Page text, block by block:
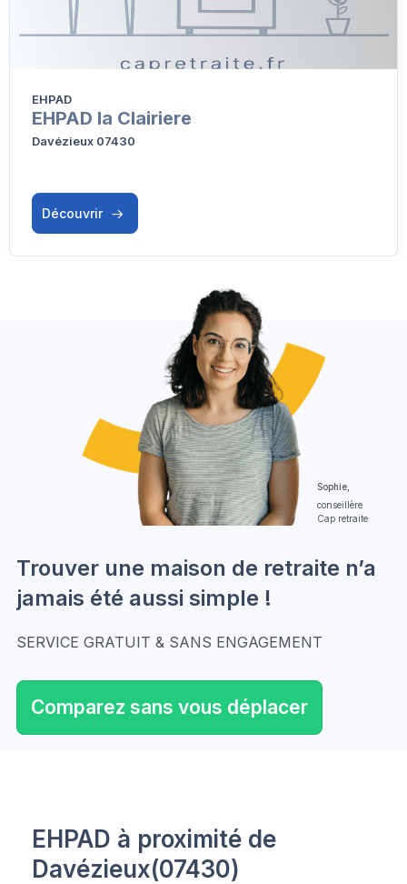
EHPAD
EHPAD la Clairiere
Davézieux 07430
Découvrir
Sophie,
conseillère
Cap retraite
Trouver une maison de retraite n’a
jamais été aussi simple !
SERVICE GRATUIT & SANS ENGAGEMENT
Comparez sans vous déplacer
EHPAD à proximité de
Davézieux(07430)